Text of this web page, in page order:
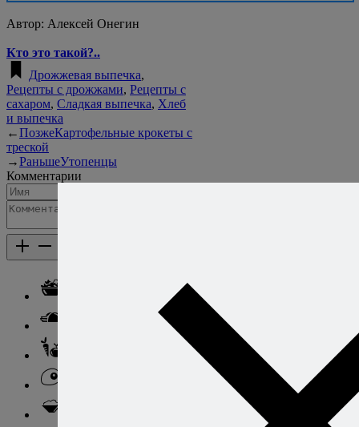
Автор: Алексей Онегин
Кто это такой?..
Дрожжевая выпечка,
Рецепты с дрожжами, Рецепты с
сахаром, Сладкая выпечка, Хлеб
и выпечка
←ПозжеКартофельные крокеты с
треской
→РаньшеУтопенцы
Комментарии